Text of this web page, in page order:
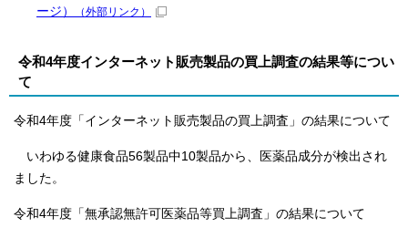
ージ）
（外部リンク）
令和4年度インターネット販売製品の買上調査の結果等につい
て
令和4年度「インターネット販売製品の買上調査」の結果について
いわゆる健康食品56製品中10製品から、医薬品成分が検出され
ました。
令和4年度「無承認無許可医薬品等買上調査」の結果について